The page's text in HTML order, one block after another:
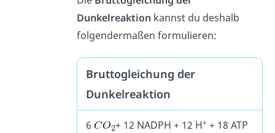
Dunkelreaktion kannst du deshalb
folgendermaßen formulieren:
Bruttogleichung der
Dunkelreaktion
6 + 12 NADPH + 12 H+ + 18 ATP